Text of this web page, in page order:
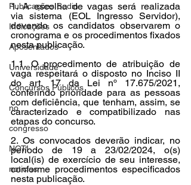
Publicações Sedin
Indicações
Aposentados
Universidade
Concursos Públicos
no
congresso
NOTI
noticias
1. A escolha de vagas será realizada
via sistema (EOL Ingresso Servidor),
devendo os candidatos observarem o
cronograma e os procedimentos fixados
nesta publicação.
1.1. O procedimento de atribuição de
vaga respeitará o disposto no Inciso II
do art. 17 da Lei nº 17.675/2021,
conferindo prioridade para as pessoas
com deficiência, que tenham, assim, se
caracterizado e compatibilizado nas
etapas do concurso.
2. Os convocados deverão indicar, no
período de 19 a 23/02/2024, o(s)
local(is) de exercício de seu interesse,
conforme procedimentos especificados
nesta publicação.